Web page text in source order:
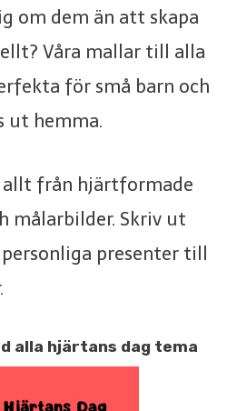
om dem än att skapa
Våra mallar till alla
för små barn och
ut hemma.
allt från hjärtformade
målarbilder. Skriv ut
presenter till
alla hjärtans dag tema